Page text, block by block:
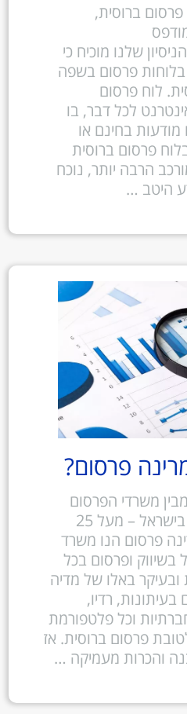
ברוסית,
שלנו מוכיח כי
פרסום בשפה
לוח פרסום
לכל דבר, בו
מודעות בחינם או
פרסום ברוסית
הרבה יותר, נוכח
היטב …
פרסום?
משרדי הפרסום
הפונים לציבור הרוסי בישראל – מעל 25
פרסום הנו משרד
בשיווק ופרסום בכל
באלו של מדיה
רדיו,
וכל פלטפורמת
פרסום ברוסית. אז
והכרות מעמיקה …